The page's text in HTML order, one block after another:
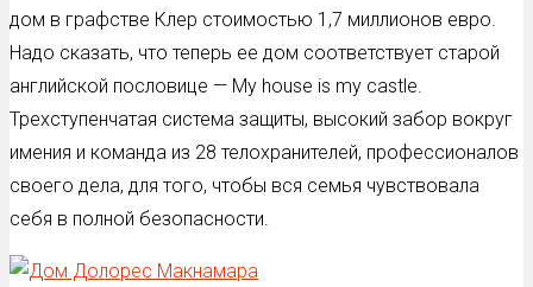
дом в графстве Клер стоимостью 1,7 миллионов евро.
Надо сказать, что теперь ее дом соответствует старой
английской пословице — My house is my castle.
Трехступенчатая система защиты, высокий забор вокруг
имения и команда из 28 телохранителей, профессионалов
своего дела, для того, чтобы вся семья чувствовала
себя в полной безопасности.